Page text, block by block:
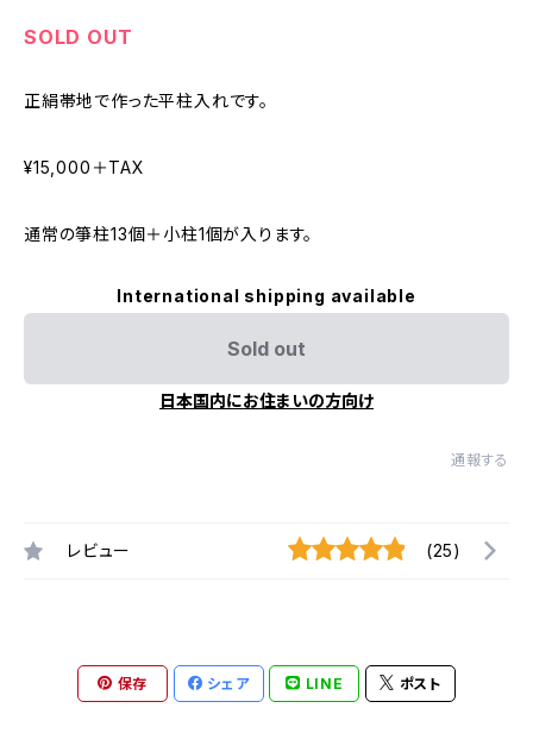
SOLD OUT
正絹帯地で作った平柱入れです。
¥15,000＋TAX
通常の箏柱13個＋小柱1個が入ります。
International shipping available
Sold out
日本国内にお住まいの方向け
通報する
レビュー (25)
保存 シェア LINE ポスト